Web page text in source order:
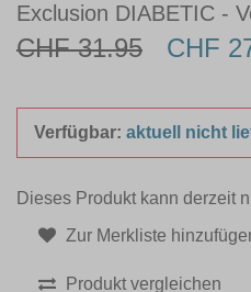
Exclusion DIABETIC -
CHF 31.95 CHF
Verfügbar: aktuell nicht
Dieses Produkt kann derzeit
Zur Merkliste
Produkt vergleichen